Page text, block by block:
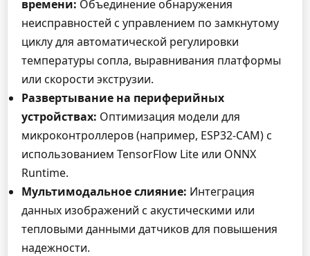
времени: Объединение обнаружения
неисправностей с управлением по замкнутому
циклу для автоматической регулировки
температуры сопла, выравнивания платформы
или скорости экструзии.
Развертывание на периферийных
устройствах: Оптимизация модели для
микроконтроллеров (например, ESP32-CAM) с
использованием TensorFlow Lite или ONNX
Runtime.
Мультимодальное слияние: Интеграция
данных изображений с акустическими или
тепловыми данными датчиков для повышения
надежности.